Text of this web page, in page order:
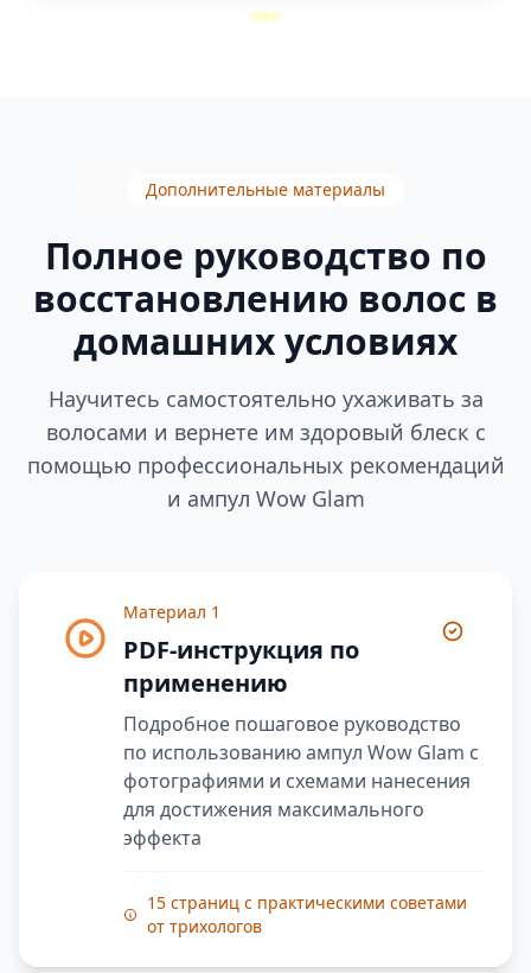
Дополнительные материалы
Полное руководство по
восстановлению волос в
домашних условиях
Научитесь самостоятельно ухаживать за
волосами и вернете им здоровый блеск с
помощью профессиональных рекомендаций
и ампул Wow Glam
Материал 1
PDF-инструкция по
применению
Подробное пошаговое руководство
по использованию ампул Wow Glam с
фотографиями и схемами нанесения
для достижения максимального
эффекта
15 страниц с практическими советами
от трихологов